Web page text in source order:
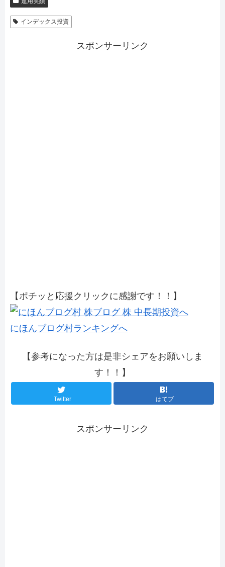
インデックス投資
スポンサーリンク
【ポチッと応援クリックに感謝です！！】
にほんブログ村ランキングへ
【参考になった方は是非シェアをお願いしま
す！！】
Twitter はてブ
スポンサーリンク